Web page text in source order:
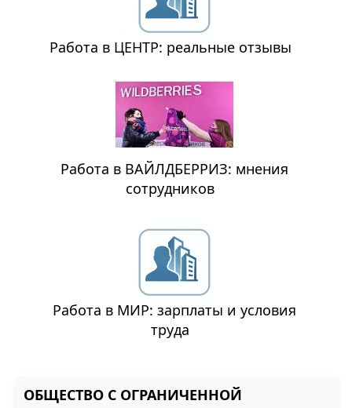
Работа в ЦЕНТР: реальные отзывы
Работа в ВАЙЛДБЕРРИЗ: мнения
сотрудников
Работа в МИР: зарплаты и условия
труда
ОБЩЕСТВО С ОГРАНИЧЕННОЙ